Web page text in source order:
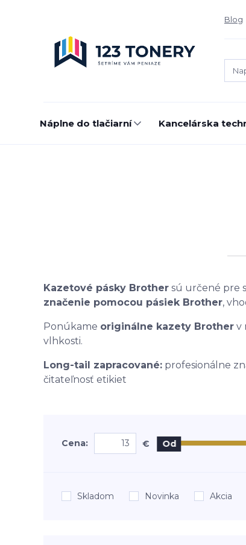
Blog
Náplne do tlačiarní Kancelárska
Kazetové pásky Brother sú určené pre
značenie pomocou pásiek Brother,
Ponúkame originálne kazety Brother v
vlhkosti.
Long-tail zapracované: profesionálne
čitateľnosť etikiet
Cena: € Od
Skladom Novinka Akcia